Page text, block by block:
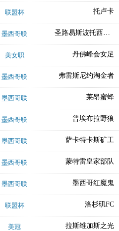
联盟杯 托卢卡
墨西哥联 圣路易斯波托西圣徒
美女职 丹佛峰会女足
墨西哥联 弗雷斯尼约淘金者
墨西哥联 莱昂蜜蜂
墨西哥联 普埃布拉野狼
墨西哥联 萨卡特卡斯矿工
墨西哥联 蒙特雷皇家部队
墨西哥联 墨西哥红魔鬼
联盟杯 洛杉矶FC
美冠 拉斯维加斯之光